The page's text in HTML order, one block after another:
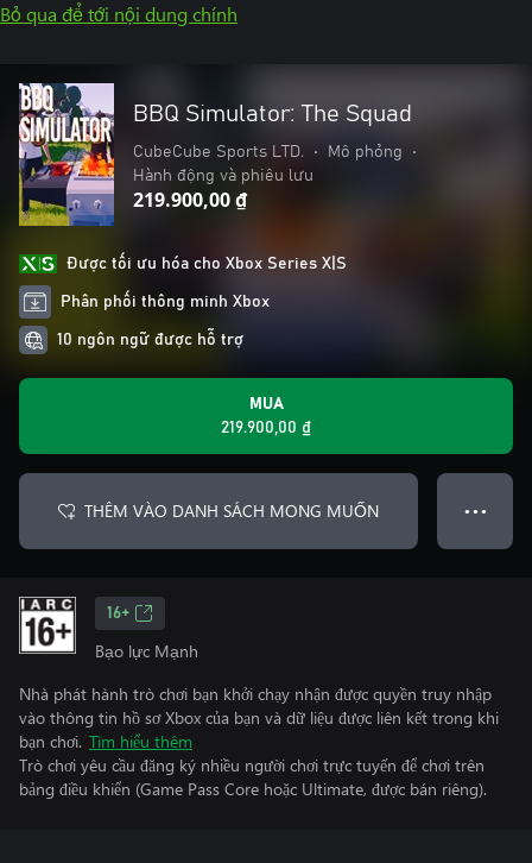
Bỏ qua để tới nội dung chính
BBQ Simulator: The Squad
CubeCube Sports LTD. • Mô phỏng
•
Hành động và phiêu lưu
219.900,00 ₫
Được tối ưu hóa cho Xbox Series X|S
Phân phối thông minh Xbox
10 ngôn ngữ được hỗ trợ
MUA
219.900,00 ₫
THÊM VÀO DANH SÁCH MONG MUỐN ● ● ●
16+
Bạo lực Mạnh
Nhà phát hành trò chơi bạn khởi chạy nhận được quyền truy nhập
vào thông tin hồ sơ Xbox của bạn và dữ liệu được liên kết trong khi
bạn chơi. Tìm hiểu thêm
Trò chơi yêu cầu đăng ký nhiều người chơi trực tuyến để chơi trên
bảng điều khiển (Game Pass Core hoặc Ultimate, được bán riêng).